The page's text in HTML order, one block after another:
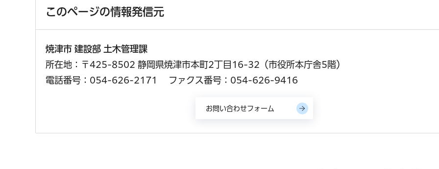
このページの情報発信元
焼津市 建設部 土木管理課
所在地：〒425-8502 静岡県焼津市本町2丁目16-32（市役所本庁舎5階）
電話番号：054-626-2171
ファクス番号：054-626-9416